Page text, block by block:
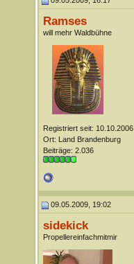
Ramses
will mehr Waldbühne
Registriert seit: 10.10.2006
Ort: Land Brandenburg
Beiträge: 2.036
09.05.2009, 19:02
sidekick
Propellereinfachmitmir